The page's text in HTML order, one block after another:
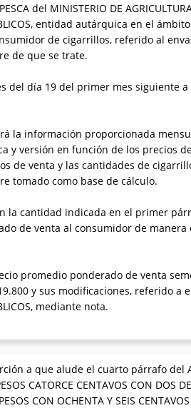
PESCA del MINISTERIO DE
entidad autárquica en el
de cigarrillos, referido al
de que se trate.
del día 19 del primer mes siguiente
la información proporcionada
y versión en función de los precios
de venta y las cantidades de
tomado como base de cálculo.
cantidad indicada en el primer
de venta al consumidor de
promedio ponderado de venta
y sus modificaciones, referido a
mediante nota.
a que alude el cuarto párrafo del
CATORCE CENTAVOS CON DOS
CON OCHENTA Y SEIS